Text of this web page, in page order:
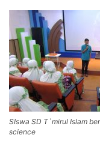
SIswa SD T`mirul Islam
science